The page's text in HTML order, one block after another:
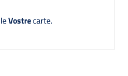
Vostrecarte.